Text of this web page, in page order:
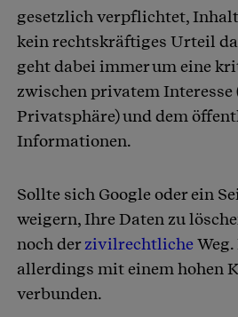
gesetzlich verpflichtet,
kein rechtskräftiges Urteil
geht dabei immer um eine
zwischen privatem Interesse
Privatsphäre) und dem
Informationen.
Sollte sich Google oder ein
weigern, Ihre Daten zu
noch derzivilrechtliche
allerdings mit einem hohen
verbunden.